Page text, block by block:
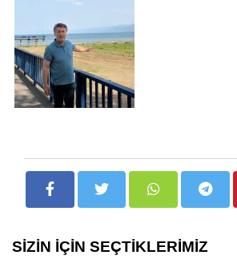
SİZİN İÇİN SEÇTİKLERİMİZ